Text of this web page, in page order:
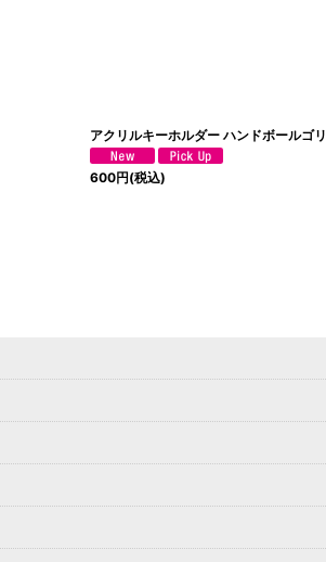
アクリルキーホルダー ハンドボールゴ
600円(税込)